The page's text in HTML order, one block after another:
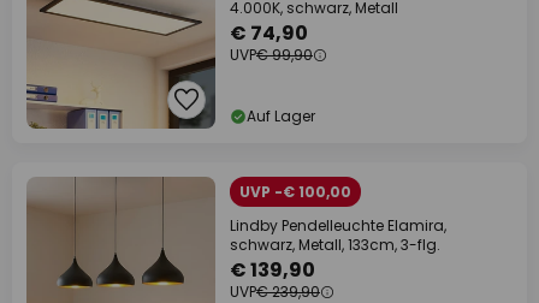
4.000K, schwarz, Metall
€ 74,90
UVP€ 99,90
Auf Lager
UVP -€ 100,00
Lindby Pendelleuchte Elamira,
schwarz, Metall, 133cm, 3-flg.
€ 139,90
UVP€ 239,90